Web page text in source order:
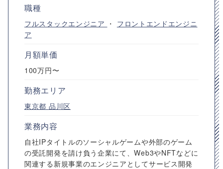
職種
フルスタックエンジニア ・ フロントエンドエンジニ
ア
月額単価
100万円〜
勤務エリア
東京都 品川区
業務内容
自社IPタイトルのソーシャルゲームや外部のゲーム
の受託開発を請け負う企業にて、Web3やNFTなどに
関連する新規事業のエンジニアとしてサービス開発